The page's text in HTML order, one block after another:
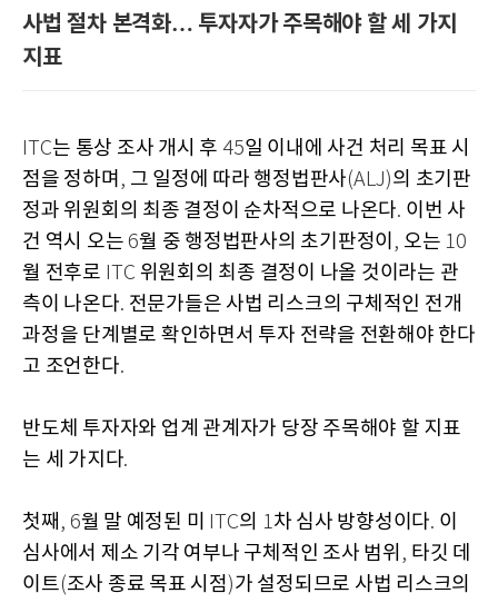
사법 절차 본격화… 투자자가 주목해야 할 세 가지
지표
ITC는 통상 조사 개시 후 45일 이내에 사건 처리 목표 시
점을 정하며 , 그 일정에 따라 행정법판사(ALJ)의 초기판
정과 위원회의 최종 결정이 순차적으로 나온다. 이번 사
건 역시 오는 6월 중 행정법판사의 초기판정이 , 오는 10
월 전후로 ITC 위원회의 최종 결정이 나올 것이라는 관
측이 나온다. 전문가들은 사법 리스크의 구체적인 전개
과정을 단계별로 확인하면서 투자 전략을 전환해야 한다
고 조언한다.
반도체 투자자와 업계 관계자가 당장 주목해야 할 지표
는 세 가지다.
첫째 , 6월 말 예정된 미 ITC의 1차 심사 방향성이다. 이
심사에서 제소 기각 여부나 구체적인 조사 범위 , 타깃 데
이트(조사 종료 목표 시점)가 설정되므로 사법 리스크의